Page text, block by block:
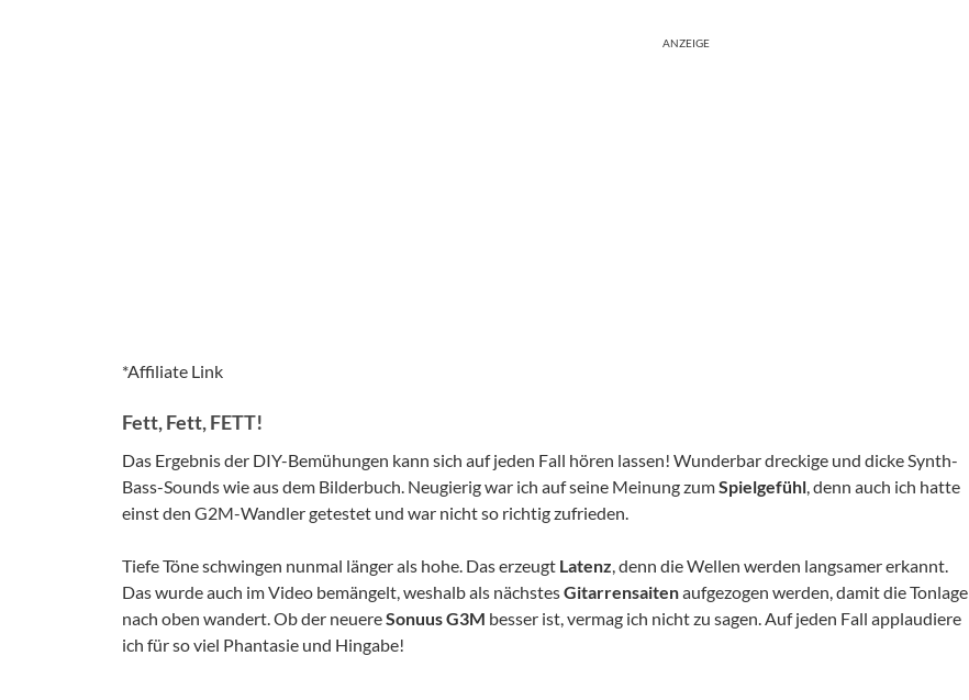
ANZEIGE
*Affiliate Link
Fett, Fett, FETT!
Das Ergebnis der DIY-Bemühungen kann sich auf jeden Fall hören lassen! Wunderbar dreckige und dicke Synth-
Bass-Sounds wie aus dem Bilderbuch. Neugierig war ich auf seine Meinung zumSpielgefühl, denn auch ich hatte
einst den G2M-Wandler getestet und war nicht so richtig zufrieden.
Tiefe Töne schwingen nunmal länger als hohe. Das erzeugt Latenz, denn die Wellen werden langsamer erkannt.
Das wurde auch im Video bemängelt, weshalb als nächstesGitarrensaitenaufgezogen werden, damit die Tonlage
nach oben wandert. Ob der neuereSonuus G3M besser ist, vermag ich nicht zu sagen. Auf jeden Fall applaudiere
ich für so viel Phantasie und Hingabe!